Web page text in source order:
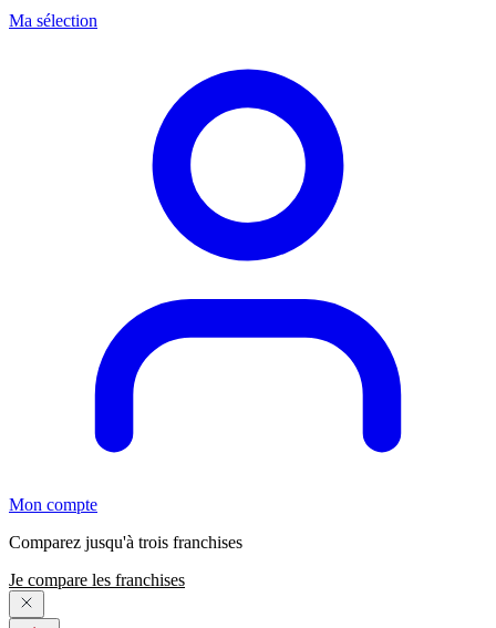
Ma sélection
Mon compte
Comparez jusqu'à trois franchises
Je compare les franchises